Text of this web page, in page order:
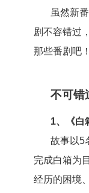
虽然新
剧不容错过
那些番剧吧！
不可错
1、《白
故事以5
完成白箱为
经历的困境